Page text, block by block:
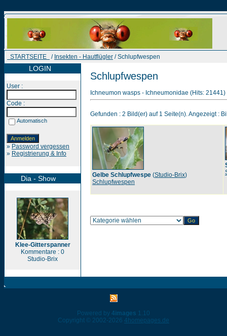
STARTSEITE / Insekten - Hautflügler / Schlupfwespen
LOGIN
User :
Code :
Automatisch
» Password vergessen
» Registrierung & Info
Dia - Show
Klee-Gitterspanner
Kommentare : 0
Studio-Brix
Schlupfwespen
Ichneumon wasps - Ichneumonidae (Hits: 21441)
Gefunden : 2 Bild(er) auf 1 Seite(n). Angezeigt :
Gelbe Schlupfwespe (Studio-Brix)
Schlupfwespen
Powered by 4images 1.10
Copyright © 2002-2026 4homepages.de